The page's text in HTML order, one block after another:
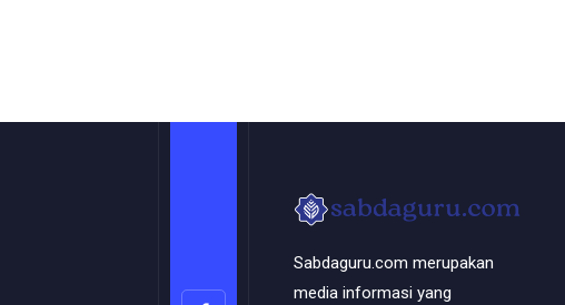
Sabdaguru.com merupakan
media informasi yang